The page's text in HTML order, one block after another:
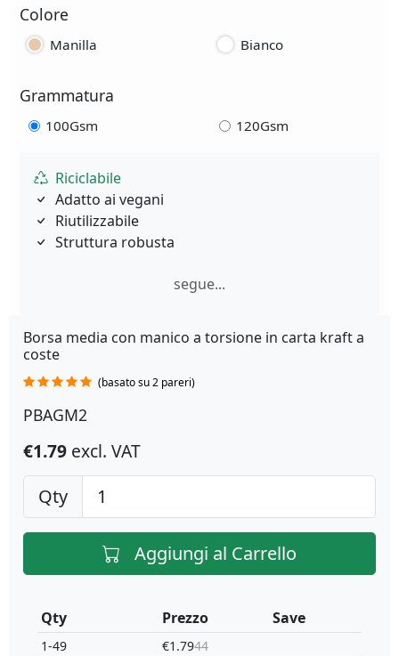
Colore
Manilla Bianco
Grammatura
100Gsm 120Gsm
Riciclabile
Adatto ai vegani
Riutilizzabile
Struttura robusta
segue...
Borsa media con manico a torsione in carta kraft a
coste
(basato su 2 pareri)
PBAGM2
€1.79 excl. VAT
Qty
Aggiungi al Carrello
Qty
1-49
Prezzo
€1.7944
Save